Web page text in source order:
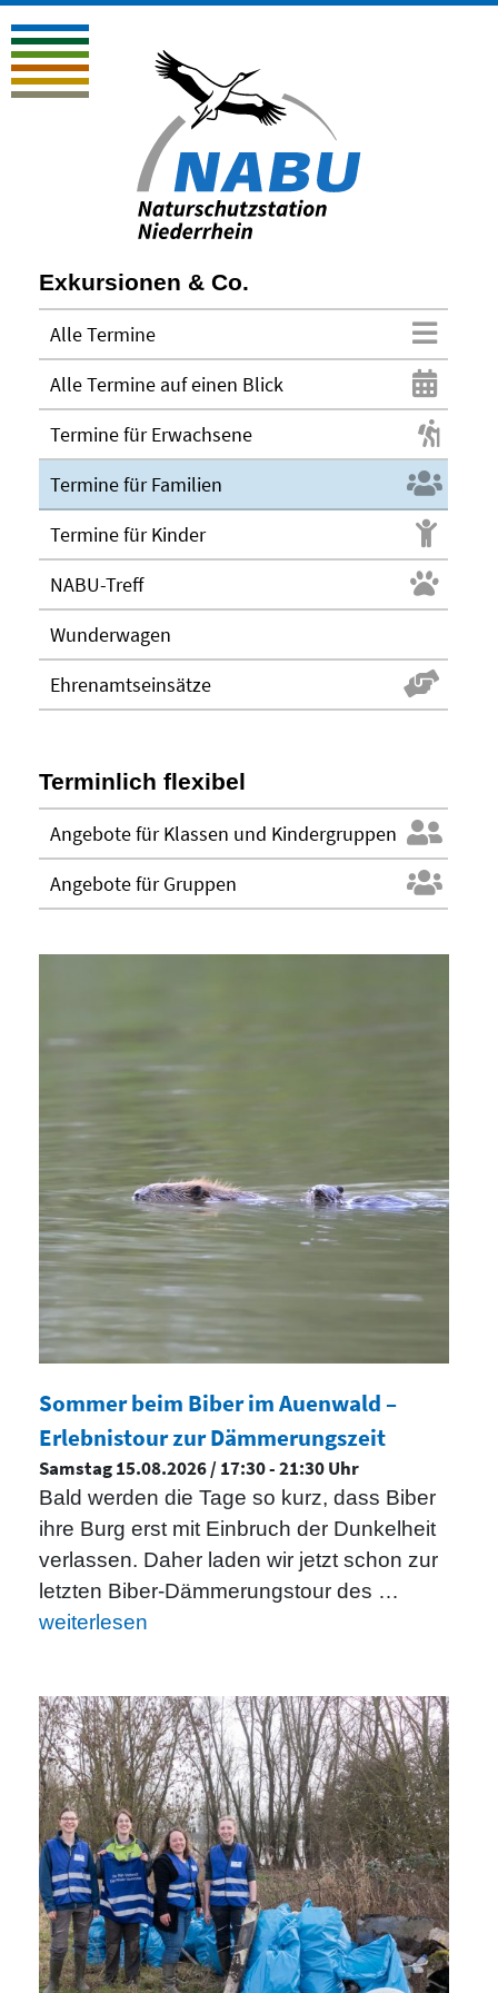
Exkursionen & Co.
Alle Termine
Alle Termine auf einen Blick
Termine für Erwachsene
Termine für Familien
Termine für Kinder
NABU-Treff
Wunderwagen
Ehrenamtseinsätze
Terminlich flexibel
Angebote für Klassen und Kindergruppen
Angebote für Gruppen
Sommer beim Biber im Auenwald –
Erlebnistour zur Dämmerungszeit
Samstag 15.08.2026 / 17:30 - 21:30 Uhr
Bald werden die Tage so kurz, dass Biber
ihre Burg erst mit Einbruch der Dunkelheit
verlassen. Daher laden wir jetzt schon zur
letzten Biber-Dämmerungstour des …
weiterlesen